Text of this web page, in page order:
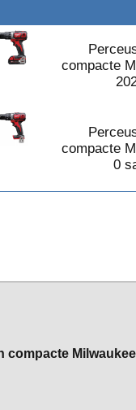
compacte
compacte
0
compacte